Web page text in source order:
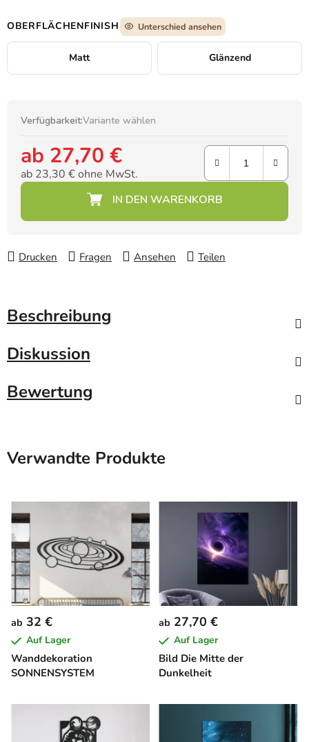
OBERFLÄCHENFINISH Unterschied ansehen
Matt Glänzend
Verfügbarkeit:Variante wählen
ab 27,70 €
ab 23,30 €ohne MwSt.
Verkaufspreis:
Drucken Fragen Ansehen Teilen
Beschreibung
Diskussion
Bewertung
Verwandte Produkte
Wanddekoration
SONNENSYSTEM
ab 32 €
Auf Lager
Bild Die Mitte der
Dunkelheit
ab 27,70 €
Auf Lager